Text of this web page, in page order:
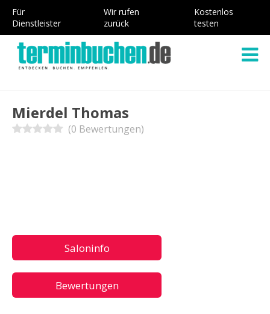
Für
Dienstleister
Wir rufen
zurück
Kostenlos
testen
Mierdel Thomas
(0 Bewertungen)
Saloninfo
Bewertungen